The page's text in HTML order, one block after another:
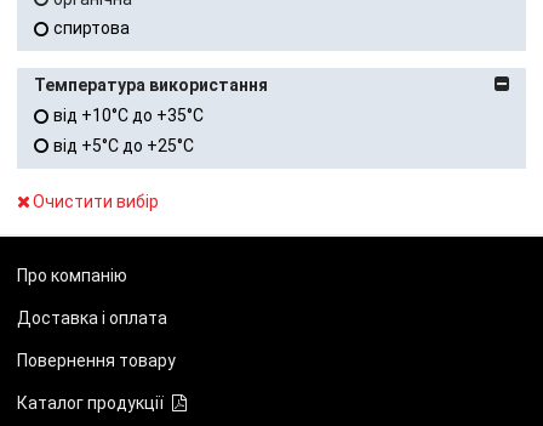
спиртова
Температура використання
від +10°C до +35°C
від +5°C до +25°C
Очистити вибір
Про компанію
Доставка і оплата
Повернення товару
Каталог продукції